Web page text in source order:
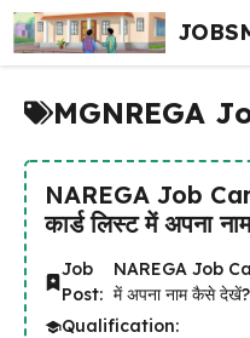
Skip
to
content
MGNREGA
NAREGA Job
कार्ड लिस्ट में अपना
Job
Post:
NAREGA Job
में अपना नाम कैसे देखें?
Qualification: